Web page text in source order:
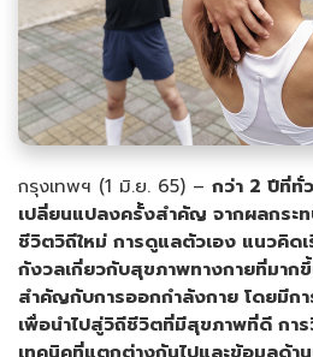
กรุงเทพฯ (1 มิ.ย. 65) – กว่า 2 ปีที่ทั่
เปลี่ยนแปลงครั้งสำคัญ จากผลกระ
ชีวิตวิถีใหม่ การดูแลตัวเอง แนวคิด
กังวลเกี่ยวกับสุขภาพทางกายที่มาก
สำคัญกับการออกกำลังกาย โดยมีก
เพื่อนำไปสู่วิถีชีวิตที่มีสุขภาพที่ดี กา